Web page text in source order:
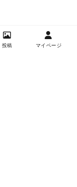
投稿 マイページ